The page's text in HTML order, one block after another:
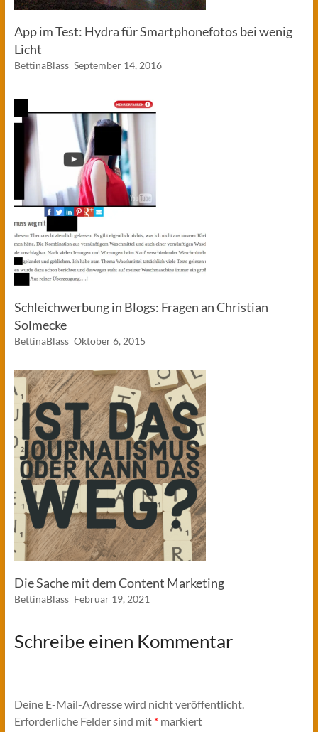
App im Test: Hydra für Smartphonefotos bei wenig
Licht
BettinaBlass September 14, 2016
Schleichwerbung in Blogs: Fragen an Christian
Solmecke
BettinaBlass Oktober 6, 2015
Die Sache mit dem Content Marketing
BettinaBlass Februar 19, 2021
Schreibe einen Kommentar
Deine E-Mail-Adresse wird nicht veröffentlicht.
Erforderliche Felder sind mit *markiert